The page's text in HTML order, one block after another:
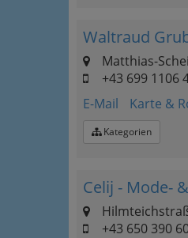
Waltraud
Matthias-
+43 699 1106
E-Mail
Karte &
Kategorien
Celij - Mode-
+43 650 390